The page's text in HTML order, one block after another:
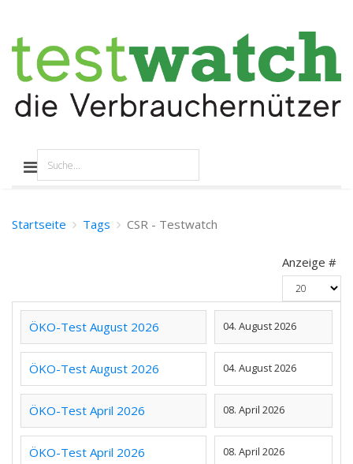
Startseite Tags CSR - Testwatch
Anzeige #
ÖKO-Test August 2026 04. August 2026
ÖKO-Test August 2026 04. August 2026
ÖKO-Test April 2026 08. April 2026
ÖKO-Test April 2026 08. April 2026